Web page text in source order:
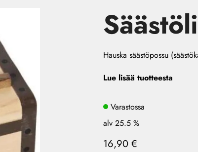
Hauska säästöpossu
Lue lisää tuotteesta
Varastossa
alv 25.5 %
16,90 €